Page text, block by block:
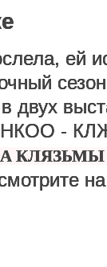
ей
двух
-
КЛЯЗЬМЫ
смотрите